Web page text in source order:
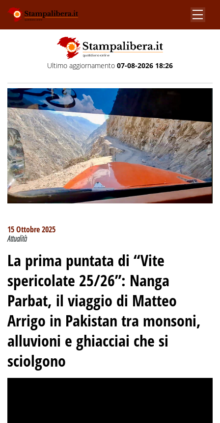
Ultimo aggiornamento 07-08-2026 18:26
15 Ottobre 2025
Attualità
La prima puntata di “Vite
spericolate 25/26”: Nanga
Parbat, il viaggio di Matteo
Arrigo in Pakistan tra monsoni,
alluvioni e ghiacciai che si
sciolgono